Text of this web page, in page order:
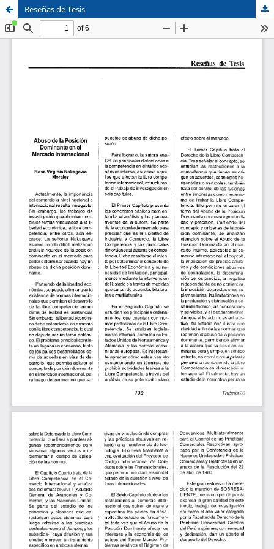
Sistema de
Bibliotecas
Facultad de
Derecho
Reseñas de Tesis